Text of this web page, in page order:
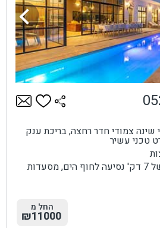
סלון ו-7 חדרי שינה צמודי חדר רחצה, בריכת ענק
מתחם פרטי במרחק של 7 דק' נסיעה לחוף הים, מסעדות
החל מ
₪11000